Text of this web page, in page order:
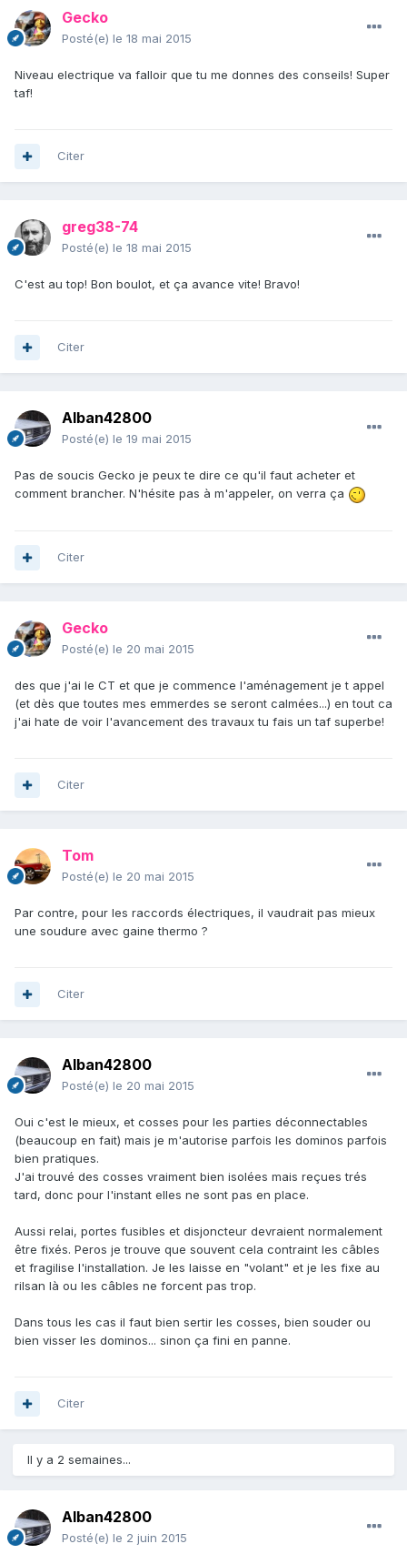
Gecko
Posté(e) le 18 mai 2015
Niveau electrique va falloir que tu me donnes des conseils! Super
taf!
Citer
greg38-74
Posté(e) le 18 mai 2015
C'est au top! Bon boulot, et ça avance vite! Bravo!
Citer
Alban42800
Posté(e) le 19 mai 2015
Pas de soucis Gecko je peux te dire ce qu'il faut acheter et
comment brancher. N'hésite pas à m'appeler, on verra ça
Citer
Gecko
Posté(e) le 20 mai 2015
des que j'ai le CT et que je commence l'aménagement je t appel
(et dès que toutes mes emmerdes se seront calmées...) en tout ca
j'ai hate de voir l'avancement des travaux tu fais un taf superbe!
Citer
Tom
Posté(e) le 20 mai 2015
Par contre, pour les raccords électriques, il vaudrait pas mieux
une soudure avec gaine thermo ?
Citer
Alban42800
Posté(e) le 20 mai 2015
Oui c'est le mieux, et cosses pour les parties déconnectables
(beaucoup en fait) mais je m'autorise parfois les dominos parfois
bien pratiques.
J'ai trouvé des cosses vraiment bien isolées mais reçues trés
tard, donc pour l'instant elles ne sont pas en place.
Aussi relai, portes fusibles et disjoncteur devraient normalement
être fixés. Peros je trouve que souvent cela contraint les câbles
et fragilise l'installation. Je les laisse en "volant" et je les fixe au
rilsan là ou les câbles ne forcent pas trop.
Dans tous les cas il faut bien sertir les cosses, bien souder ou
bien visser les dominos... sinon ça fini en panne.
Citer
Il y a 2 semaines...
Alban42800
Posté(e) le 2 juin 2015